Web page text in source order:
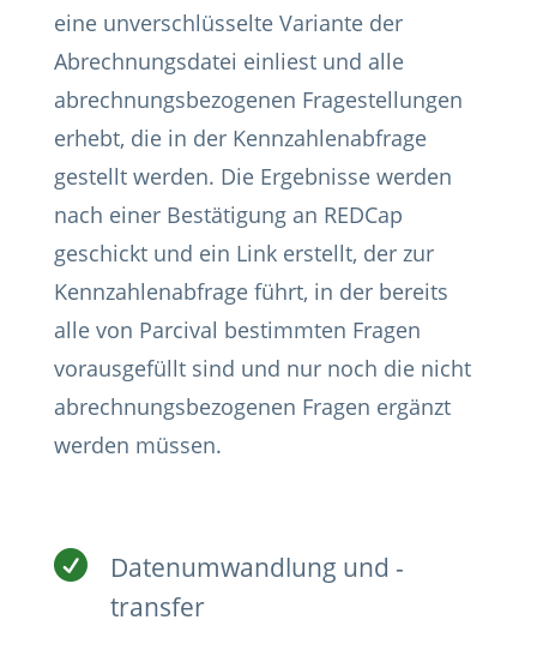
eine unverschlüsselte Variante der
Abrechnungsdatei einliest und alle
abrechnungsbezogenen Fragestellungen
erhebt, die in der Kennzahlenabfrage
gestellt werden. Die Ergebnisse werden
nach einer Bestätigung an REDCap
geschickt und ein Link erstellt, der zur
Kennzahlenabfrage führt, in der bereits
alle von Parcival bestimmten Fragen
vorausgefüllt sind und nur noch die nicht
abrechnungsbezogenen Fragen ergänzt
werden müssen.

Datenumwandlung und -
transfer